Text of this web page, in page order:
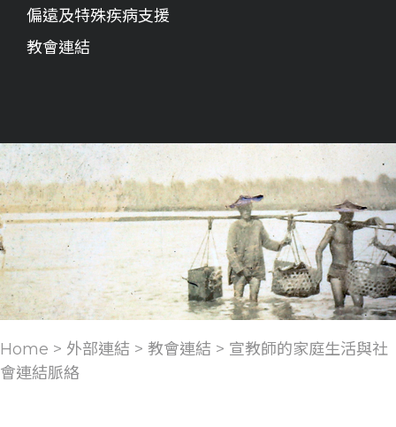
偏遠及特殊疾病支援
教會連結
Home > 外部連結 > 教會連結 > 宣教師的家庭生活與社
會連結脈絡